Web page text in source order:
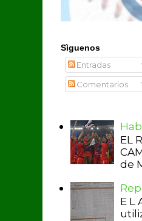
Sìguenos
Entradas
Comentarios
EL
de
E L